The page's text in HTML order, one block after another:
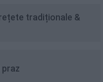
tradiționale &